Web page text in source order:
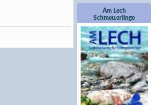
Am Lech
Schmetterlinge